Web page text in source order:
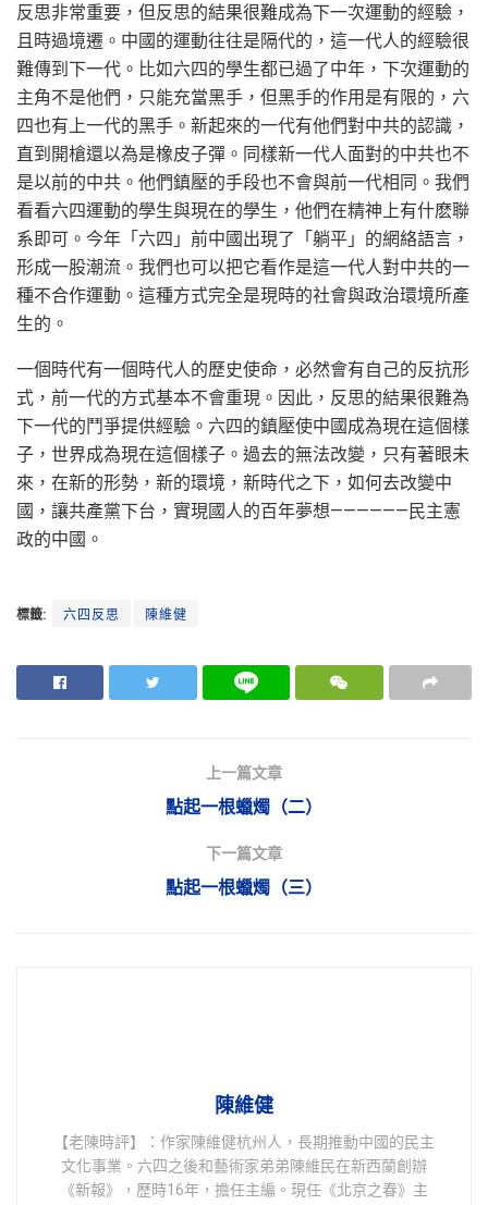
反思非常重要，但反思的結果很難成為下一次運動的經驗，
且時過境遷。中國的運動往往是隔代的，這一代人的經驗很
難傳到下一代。比如六四的學生都已過了中年，下次運動的
主角不是他們，只能充當黑手，但黑手的作用是有限的，六
四也有上一代的黑手。新起來的一代有他們對中共的認識，
直到開槍還以為是橡皮子彈。同樣新一代人面對的中共也不
是以前的中共。他們鎮壓的手段也不會與前一代相同。我們
看看六四運動的學生與現在的學生，他們在精神上有什麽聯
系即可。今年「六四」前中國出現了「躺平」的網絡語言，
形成一股潮流。我們也可以把它看作是這一代人對中共的一
種不合作運動。這種方式完全是現時的社會與政治環境所產
生的。
一個時代有一個時代人的歷史使命，必然會有自己的反抗形
式，前一代的方式基本不會重現。因此，反思的結果很難為
下一代的鬥爭提供經驗。六四的鎮壓使中國成為現在這個樣
子，世界成為現在這個樣子。過去的無法改變，只有著眼未
來，在新的形勢，新的環境，新時代之下，如何去改變中
國，讓共產黨下台，實現國人的百年夢想——————民主憲
政的中國。
標籤: 六四反思 陳維健
上一篇文章
點起一根蠟燭（二）
下一篇文章
點起一根蠟燭（三）
陳維健
【老陳時評】：作家陳維健杭州人，長期推動中國的民主
文化事業。六四之後和藝術家弟弟陳維民在新西蘭創辦
《新報》，歷時16年，擔任主編。現任《北京之春》主